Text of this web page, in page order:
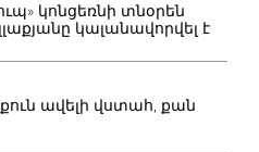
կոնցեռնի տնօրեն
կալանավորվել է
ավելի վստահ, քան